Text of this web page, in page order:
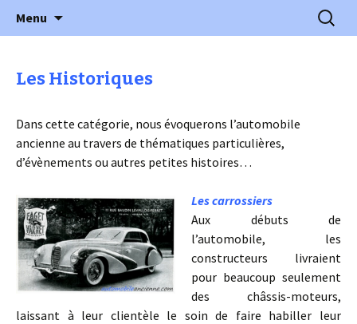
l'Automobile Ancienne
l'automobile ancienne : articles, historiques
…
Menu
Les Historiques
Dans cette catégorie, nous évoquerons l’automobile
ancienne au travers de thématiques particulières,
d’évènements ou autres petites histoires…
Les carrossiers
Aux débuts de
l’automobile, les
constructeurs livraient
pour beaucoup seulement
des châssis-moteurs,
laissant à leur clientèle le soin de faire habiller leur